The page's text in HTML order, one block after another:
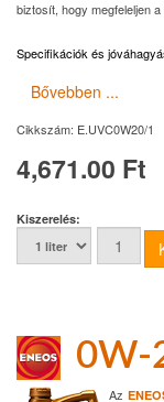
biztosít, hogy megfeleljen
Specifikációk és
Bővebben ...
Cikkszám: E.UVC0W20/1
4,671.00 Ft
Kiszerelés:
0W-
Az